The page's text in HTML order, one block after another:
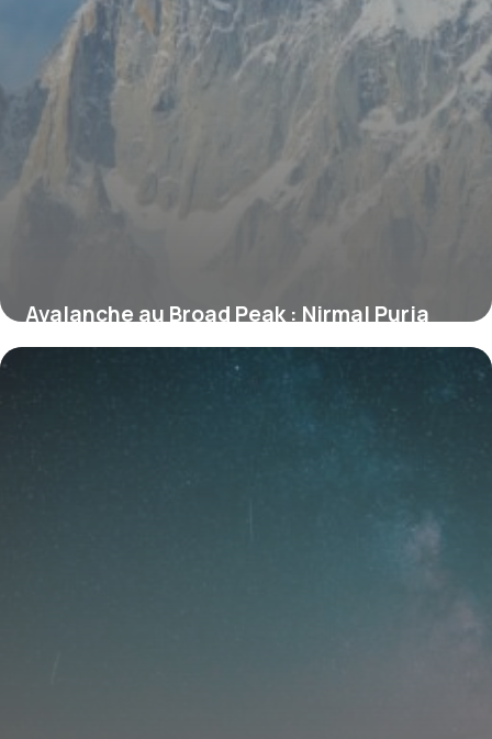
Avalanche au Broad Peak : Nirmal Purja
parmi les 10 alpinistes disparus, ce que